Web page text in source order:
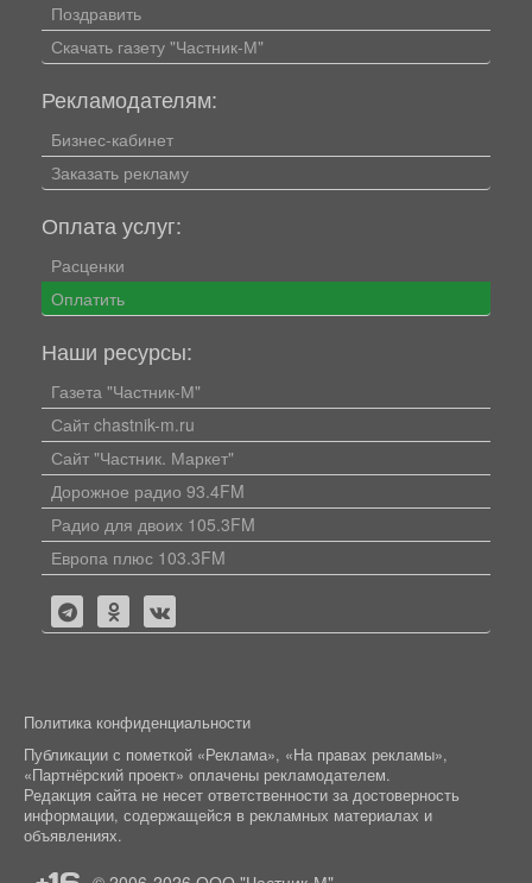
Поздравить
Скачать газету "Частник-М"
Рекламодателям:
Бизнес-кабинет
Заказать рекламу
Оплата услуг:
Расценки
Оплатить
Наши ресурсы:
Газета "Частник-М"
Сайт chastnik-m.ru
Сайт "Частник. Маркет"
Дорожное радио 93.4FM
Радио для двоих 105.3FM
Европа плюс 103.3FM
Политика конфиденциальности
Публикации с пометкой «Реклама», «На правах рекламы»,
«Партнёрский проект» оплачены рекламодателем.
Редакция сайта не несет ответственности за достоверность
информации, содержащейся в рекламных материалах и
объявлениях.